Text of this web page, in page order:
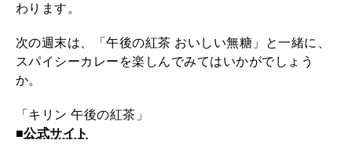
わります。
次の週末は、「午後の紅茶 おいしい無糖」と一緒に、
スパイシーカレーを楽しんでみてはいかがでしょう
か。
「キリン 午後の紅茶」
■公式サイト